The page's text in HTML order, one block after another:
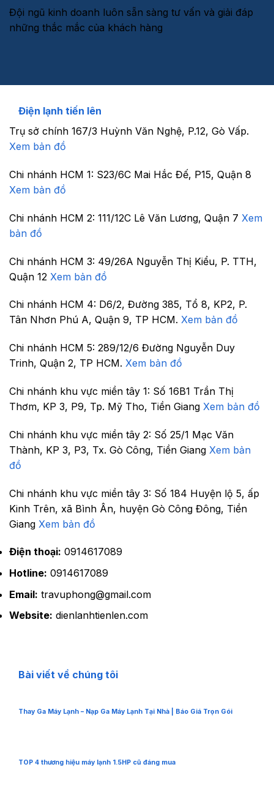
Đội ngũ kinh doanh luôn sẵn sàng tư vấn và giải đáp
những thắc mắc của khách hàng
Điện lạnh tiến lên
Trụ sở chính 167/3 Huỳnh Văn Nghệ, P.12, Gò Vấp.
Xem bản đồ
Chi nhánh HCM 1: S23/6C Mai Hắc Đế, P15, Quận 8
Xem bản đồ
Chi nhánh HCM 2: 111/12C Lê Văn Lương, Quận 7 Xem
bản đồ
Chi nhánh HCM 3: 49/26A Nguyễn Thị Kiểu, P. TTH,
Quận 12 Xem bản đồ
Chi nhánh HCM 4: D6/2, Đường 385, Tổ 8, KP2, P.
Tân Nhơn Phú A, Quận 9, TP HCM. Xem bản đồ
Chi nhánh HCM 5: 289/12/6 Đường Nguyễn Duy
Trinh, Quận 2, TP HCM. Xem bản đồ
Chi nhánh khu vực miền tây 1: Số 16B1 Trần Thị
Thơm, KP 3, P9, Tp. Mỹ Tho, Tiền Giang Xem bản đồ
Chi nhánh khu vực miền tây 2: Số 25/1 Mạc Văn
Thành, KP 3, P3, Tx. Gò Công, Tiền Giang Xem bản
đồ
Chi nhánh khu vực miền tây 3: Số 184 Huyện lộ 5, ấp
Kinh Trên, xã Bình Ân, huyện Gò Công Đông, Tiền
Giang Xem bản đồ
Điện thoại: 0914617089
Hotline: 0914617089
Email: travuphong@gmail.com
Website: dienlanhtienlen.com
Bài viết về chúng tôi
Thay Ga Máy Lạnh – Nạp Ga Máy Lạnh Tại Nhà | Báo Giá Trọn Gói
TOP 4 thương hiệu máy lạnh 1.5HP cũ đáng mua